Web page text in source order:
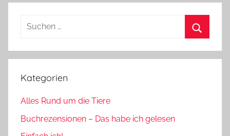
Suchen
Kategorien
Alles Rund um die Tiere
Buchrezensionen – Das habe ich gelesen